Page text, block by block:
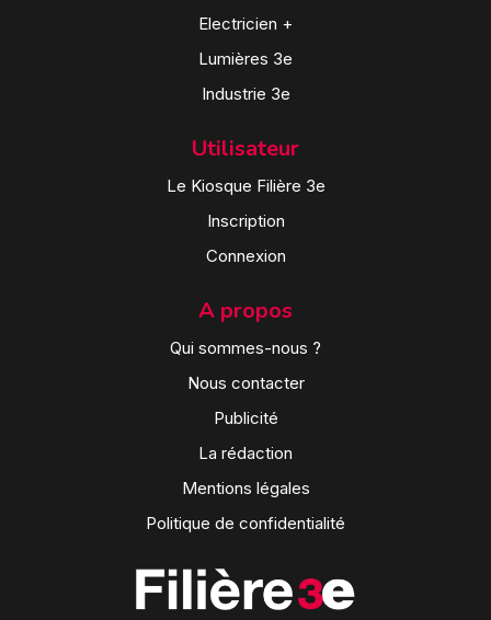
Electricien +
Lumières 3e
Industrie 3e
Utilisateur
Le Kiosque Filière 3e
Inscription
Connexion
A propos
Qui sommes-nous ?
Nous contacter
Publicité
La rédaction
Mentions légales
Politique de confidentialité